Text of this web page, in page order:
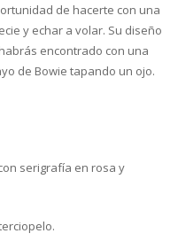
de hacerte con una
y echar a volar. Su diseño
encontrado con una
de Bowie tapando un ojo.
serigrafía en rosa y